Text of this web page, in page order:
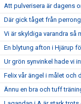
Att pulverisera är dagens
Där gick tåget från
Vi är skyldiga varandra så
En blytung afton i Hjärup
Ur grön synvinkel hade vi
Felix vår ängel i målet och
Ännu en bra och tuff